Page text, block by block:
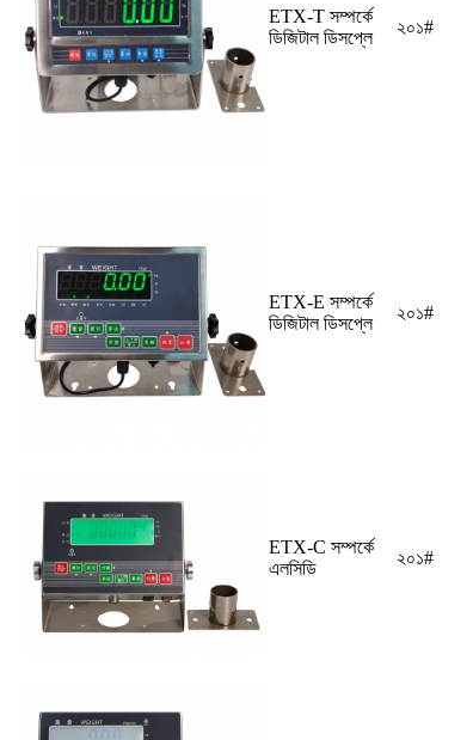
ETX-T সম্পর্কে
ডিজিটাল ডিসপ্লে
২০১#
ETX-E সম্পর্কে
ডিজিটাল ডিসপ্লে
২০১#
ETX-C সম্পর্কে
এলসিডি
২০১#